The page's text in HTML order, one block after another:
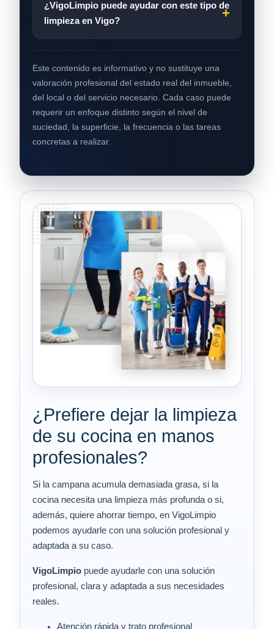
¿VigoLimpio puede ayudar con este tipo de
limpieza en Vigo?
Este contenido es informativo y no sustituye una
valoración profesional del estado real del inmueble,
del local o del servicio necesario. Cada caso puede
requerir un enfoque distinto según el nivel de
suciedad, la superficie, la frecuencia o las tareas
concretas a realizar.
¿Prefiere dejar la limpieza
de su cocina en manos
profesionales?
Si la campana acumula demasiada grasa, si la
cocina necesita una limpieza más profunda o si,
además, quiere ahorrar tiempo, en VigoLimpio
podemos ayudarle con una solución profesional y
adaptada a su caso.
VigoLimpio puede ayudarle con una solución
profesional, clara y adaptada a sus necesidades
reales.
Atención rápida y trato profesional